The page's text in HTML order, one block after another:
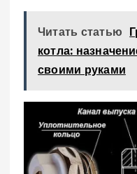
Читать статью
котла:
своими руками